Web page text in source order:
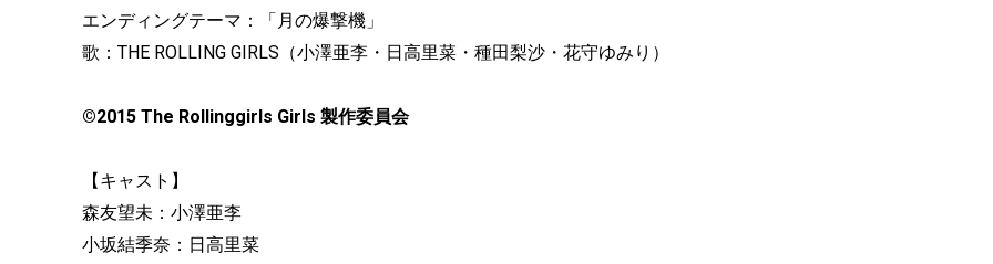
エンディングテーマ：「月の爆撃機」
歌：THE ROLLING GIRLS（小澤亜李・日高里菜・種田梨沙・花守ゆみり）
©2015 The Rollinggirls Girls 製作委員会
【キャスト】
森友望未：小澤亜李
小坂結季奈：日高里菜